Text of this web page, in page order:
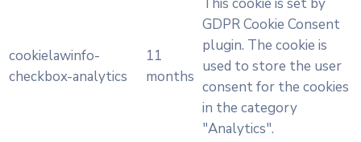
cookielawinfo-
checkbox-analytics
11
months
GDPR Cookie Consent
plugin. The cookie is
used to store the user
consent for the cookies
in the category
"Analytics".